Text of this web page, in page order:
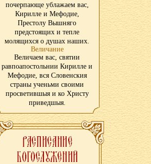
почерпающе ублажаем вас,
Кирилле и Мефодие,
Престолу Вышняго
предстоящих и тепле
молящихся о душах наших.
Величание
Величаем вас, святии
равпоапостольнии Кирилле и
Мефодие, вся Словенския
страны ученьми своими
просветившыя и ко Христу
приведшыя.